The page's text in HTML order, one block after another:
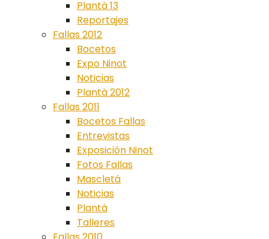
Plantà 13
Reportajes
Fallas 2012
Bocetos
Expo Ninot
Noticias
Plantà 2012
Fallas 2011
Bocetos Fallas
Entrevistas
Exposición Ninot
Fotos Fallas
Mascletá
Noticias
Plantà
Talleres